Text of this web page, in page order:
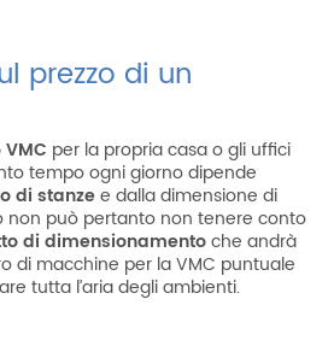
prezzo di un
per la propria casa o gli uffici
tempo ogni giorno dipende
di stanzee dalla dimensione di
non può pertanto non tenere conto
di dimensionamentoche andrà
di macchine per la VMC puntuale
tutta l’aria degli ambienti.